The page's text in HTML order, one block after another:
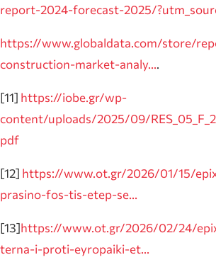
report-2024-forecast-2025/
https://www.globaldata.com/store/
construction-market-analy….
[11] https://iobe.gr/wp-
content/uploads/2025/09/
pdf
[12] https://www.ot.gr/2026/01/15/
prasino-fos-tis-etep-se…
[13]https://www.ot.gr/2026/02/24/
terna-i-proti-eyropaiki-et…